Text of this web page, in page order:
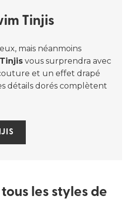
Tinjis
mais néanmoins
vous surprendra avec
et un effet drapé
détails dorés complètent
les styles de